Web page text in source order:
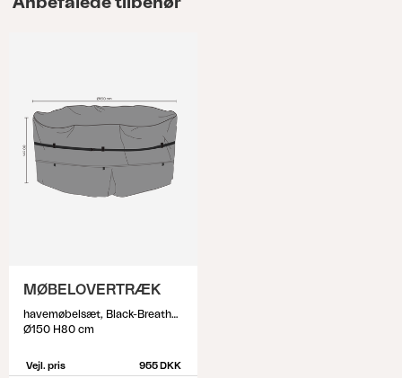
MØBELOVERTRÆK
havemøbelsæt, Black-Breathable
Ø150 H80 cm
Vejl. pris 955 DKK